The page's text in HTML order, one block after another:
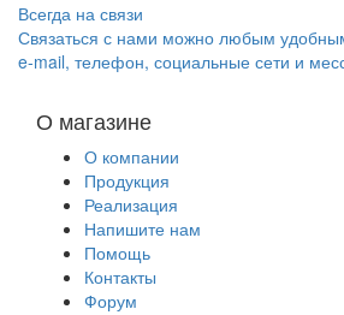
Всегда на связи
Связаться с нами можно любым
e-mail, телефон, социальные сети и
О магазине
О компании
Продукция
Реализация
Напишите нам
Помощь
Контакты
Форум